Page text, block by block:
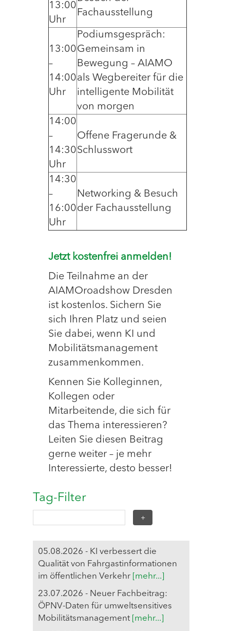
13:00
Uhr
Fachausstellung
13:00
–
14:00
Uhr
Podiumsgespräch:
Gemeinsam in
Bewegung – AIAMO
als Wegbereiter für die
intelligente Mobilität
von morgen
14:00
–
14:30
Uhr
Offene Fragerunde &
Schlusswort
14:30
–
16:00
Uhr
Networking & Besuch
der Fachausstellung
Jetzt kostenfrei anmelden!
Die Teilnahme an der
AIAMOroadshow Dresden
ist kostenlos. Sichern Sie
sich Ihren Platz und seien
Sie dabei, wenn KI und
Mobilitätsmanagement
zusammenkommen.
Kennen Sie Kolleginnen,
Kollegen oder
Mitarbeitende, die sich für
das Thema interessieren?
Leiten Sie diesen Beitrag
gerne weiter – je mehr
Interessierte, desto besser!
Tag-Filter
05.08.2026 - KI verbessert die
Qualität von Fahrgastinformationen
im öffentlichen Verkehr [mehr...]
23.07.2026 - Neuer Fachbeitrag:
ÖPNV-Daten für umweltsensitives
Mobilitätsmanagement [mehr...]